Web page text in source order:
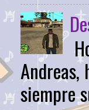
Andreas,
siempre